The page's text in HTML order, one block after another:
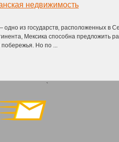
недвижимость
одно из государств, расположенных в
Мексика способна предложить
побережья. Но по ...
`